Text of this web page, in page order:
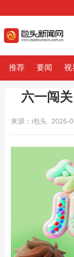
推荐 要闻 视
六一闯
来源：i包头 2026-